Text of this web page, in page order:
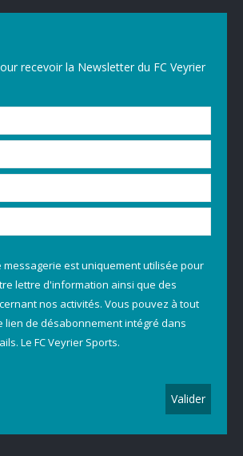
recevoir la Newsletter du FC Veyrier
messagerie est uniquement utilisée pour
lettre d'information ainsi que des
nos activités. Vous pouvez à tout
lien de désabonnement intégré dans
Le FC Veyrier Sports.